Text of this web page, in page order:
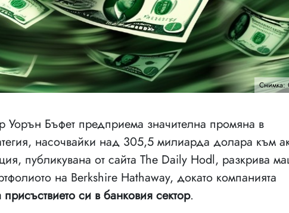
Снимка:
Уорън Бъфет предприема значителна промяна в
насочвайки над 305,5 милиарда долара към
публикувана от сайта The Daily Hodl, разкрива
на Berkshire Hathaway, докато компанията
си в банковия сектор.